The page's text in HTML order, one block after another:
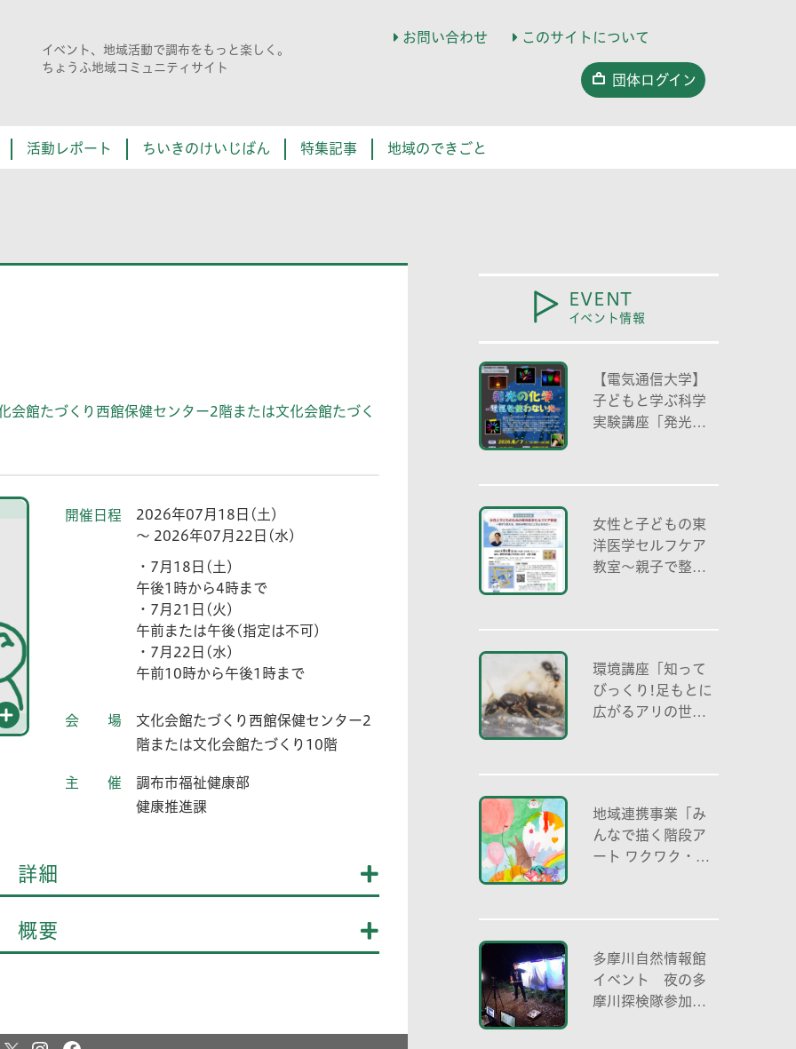
イベント、地域活動で調布をもっと楽しく。
ちょうふ地域コミュニティサイト
お問い合わせ このサイトについて
団体ログイン
活動レポート ちいきのけいじばん 特集記事 地域のできごと
会館たづくり西館保健センター2階または文化会館たづく
開催日程
2026年07月18日(土)
～ 2026年07月22日(水)
・7月18日(土)
午後1時から4時まで
・7月21日(火)
午前または午後(指定は不可)
・7月22日(水)
午前10時から午後1時まで
会場
文化会館たづくり西館保健センター2
階または文化会館たづくり10階
主催
調布市福祉健康部
健康推進課
詳細
概要
EVENT
イベント情報
【電気通信大学】
子どもと学ぶ科学
実験講座「発光の
女性と子どもの東
洋医学セルフケア
教室～親子で整え
環境講座「知って
びっくり!足もとに
広がるアリの世界
地域連携事業「み
んなで描く階段ア
ート ワクワク・自
多摩川自然情報館
イベント 夜の多
摩川探検隊参加者